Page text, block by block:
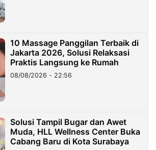
10 Massage Panggilan Terbaik di
Jakarta 2026, Solusi Relaksasi
Praktis Langsung ke Rumah
08/08/2026 - 22:56
Solusi Tampil Bugar dan Awet
Muda, HLL Wellness Center Buka
Cabang Baru di Kota Surabaya